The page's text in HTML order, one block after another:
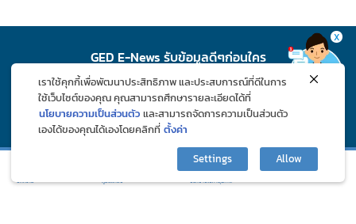
GED E-News รับข้อมูลดีๆก่อนใคร
บทความ ภูมิแพ้คลับ
X
เราใช้คุกกี้เพื่อพัฒนาประสิทธิภาพ และประสบการณ์ที่ดีในการ
ใช้เว็บไซต์ของคุณ คุณสามารถศึกษารายละเอียดได้ที่
นโยบายความเป็นส่วนตัว และสามารถจัดการความเป็นส่วนตัว
เองได้ของคุณได้เองโดยคลิกที่ ตั้งค่า
Settings
Allow